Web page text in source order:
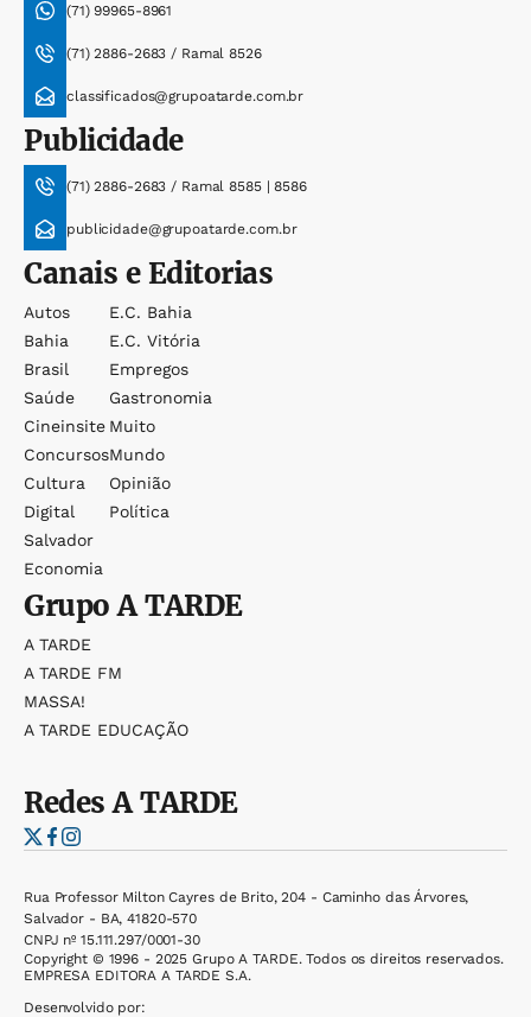
(71) 99965-8961
(71) 2886-2683 / Ramal 8526
classificados@grupoatarde.com.br
Publicidade
(71) 2886-2683 / Ramal 8585 | 8586
publicidade@grupoatarde.com.br
Canais e Editorias
Autos
Bahia
Brasil
Saúde
Cineinsite
Concursos
Cultura
Digital
Salvador
Economia
E.c. Bahia
E.c. Vitória
Empregos
Gastronomia
Muito
Mundo
Opinião
Política
GrupoA TARDE
A TARDE
A TARDE FM
MASSA!
A TARDE EDUCAÇÃO
RedesA TARDE
Rua Professor Milton Cayres de Brito, 204 - Caminho das Árvores,
Salvador - BA, 41820-570
CNPJ nº 15.111.297/0001-30
Copyright © 1996 - 2025 Grupo A TARDE. Todos os direitos reservados.
EMPRESA EDITORA A TARDE S.A.
Desenvolvido por: